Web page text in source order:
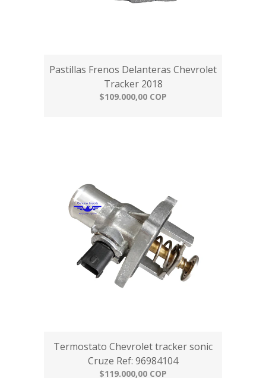
Pastillas Frenos Delanteras Chevrolet
Tracker 2018
$109.000,00 COP
Termostato Chevrolet tracker sonic
Cruze Ref: 96984104
$119.000,00 COP